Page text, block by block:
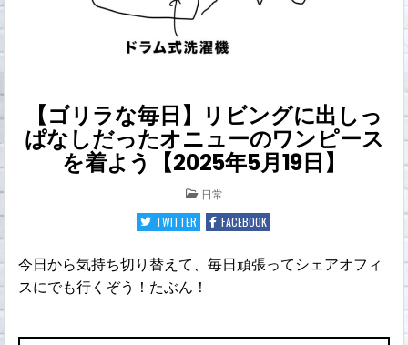
【ゴリラな毎日】リビングに出しっ
ぱなしだったオニューのワンピース
を着よう【2025年5月19日】
POSTED
IN
日常
TWITTER
FACEBOOK
今日から気持ち切り替えて、毎日頑張ってシェアオフィ
スにでも行くぞう！たぶん！